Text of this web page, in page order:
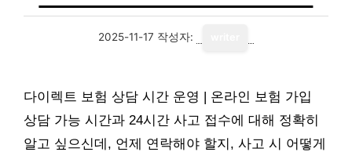
2025-11-17 작성자:
다이렉트 보험 상담 시간 운영 | 온라인 보험 가입
상담 가능 시간과 24시간 사고 접수에 대해 정확히
알고 싶으신데, 언제 연락해야 할지, 사고 시 어떻게